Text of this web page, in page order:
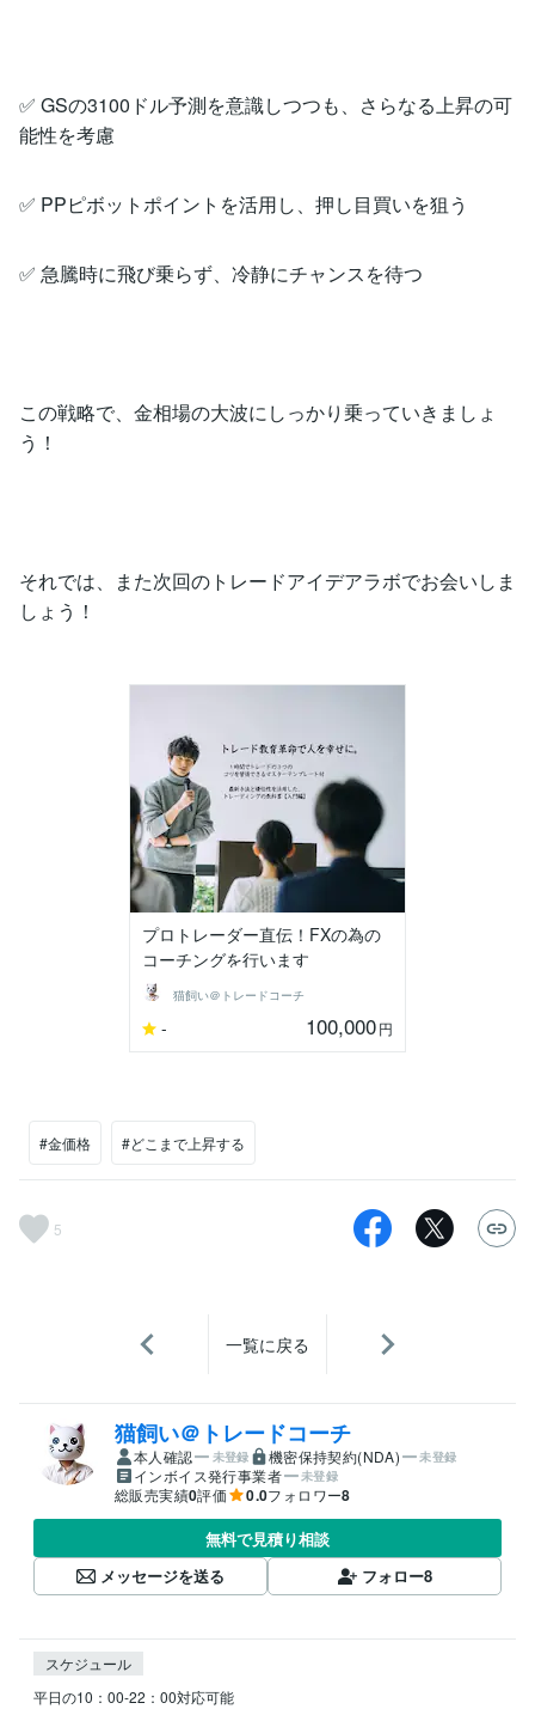
✅ GSの3100ドル予測を意識しつつも、さらなる上昇の可
能性を考慮
✅ PPピボットポイントを活用し、押し目買いを狙う
✅ 急騰時に飛び乗らず、冷静にチャンスを待つ
この戦略で、金相場の大波にしっかり乗っていきましょ
う！
それでは、また次回のトレードアイデアラボでお会いしま
しょう！
プロトレーダー直伝！FXの為の
コーチングを行います
猫飼い＠トレードコーチ
- 100,000円
#金価格 #どこまで上昇する
5
一覧に戻る
猫飼い＠トレードコーチ
本人確認 未登録 機密保持契約(NDA) 未登録
インボイス発行事業者 未登録
総販売実績0評価 0.0フォロワー8
無料で見積り相談
メッセージを送る
フォロー8
スケジュール
平日の10：00-22：00対応可能